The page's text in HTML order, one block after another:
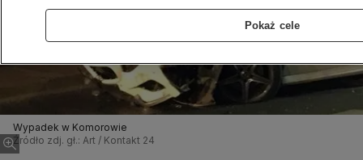
Wypadek w Komorowie
Źródło zdj. gł.: Art / Kontakt 24
Pokaż cele